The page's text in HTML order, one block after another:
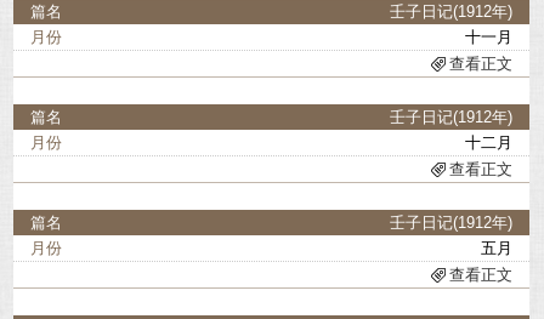
壬子日记(1912年)
十一月
查看正文
壬子日记(1912年)
十二月
查看正文
壬子日记(1912年)
五月
查看正文